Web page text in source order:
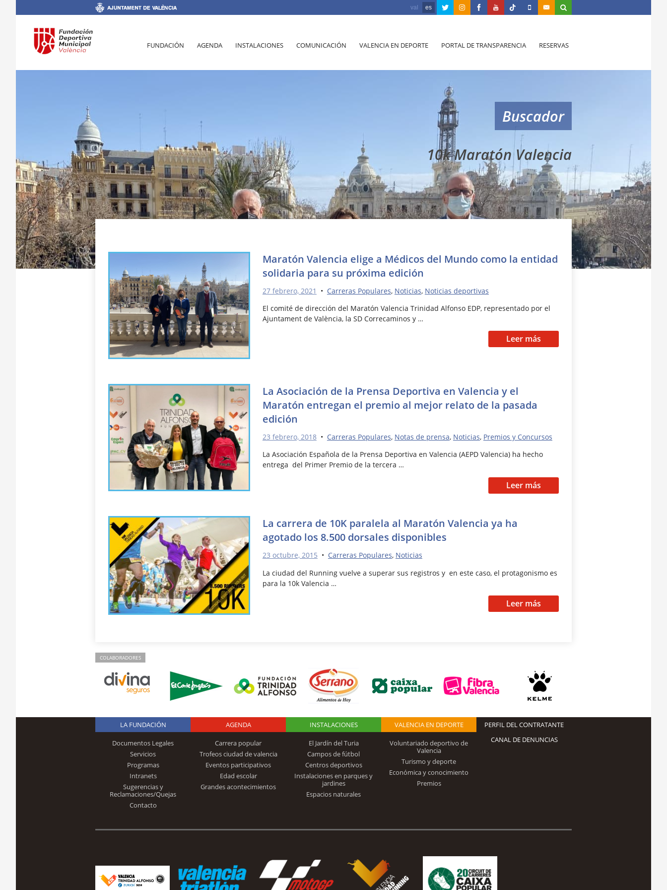
val es
FUNDACIÓN AGENDA INSTALACIONES COMUNICACIÓN VALENCIA EN DEPORTE PORTAL DE TRANSPARENCIA RESERVAS
Buscador
10k Maratón Valencia
Maratón Valencia elige a Médicos del Mundo como la entidad
solidaria para su próxima edición
27 febrero, 2021 • Carreras Populares, Noticias, Noticias deportivas
El comité de dirección del Maratón Valencia Trinidad Alfonso EDP, representado por el
Ajuntament de València, la SD Correcaminos y …
Leer más
La Asociación de la Prensa Deportiva en Valencia y el
Maratón entregan el premio al mejor relato de la pasada
edición
23 febrero, 2018• Carreras Populares, Notas de prensa, Noticias, Premios y Concursos
La Asociación Española de la Prensa Deportiva en Valencia (AEPD Valencia) ha hecho
entrega del Primer Premio de la tercera …
Leer más
La carrera de 10K paralela al Maratón Valencia ya ha
agotado los 8.500 dorsales disponibles
23 octubre, 2015 • Carreras Populares, Noticias
La ciudad del Running vuelve a superar sus registros y en este caso, el protagonismo es
para la 10k Valencia …
Leer más
COLABORADORES
Logo Fundación
Trinidad Alfonso
LA FUNDACIÓN
Documentos Legales
Servicios
Programas
Intranets
Sugerencias y
Reclamaciones/Quejas
Contacto
AGENDA
Carrera popular
Trofeos ciudad de valencia
Eventos participativos
Edad escolar
Grandes acontecimientos
INSTALACIONES
El Jardín del Turia
Campos de fútbol
Centros deportivos
Instalaciones en parques y
jardines
Espacios naturales
VALENCIA EN DEPORTE
Voluntariado deportivo de
Valencia
Turismo y deporte
Económica y conocimiento
Premios
PERFIL DEL CONTRATANTE
CANAL DE DENUNCIAS